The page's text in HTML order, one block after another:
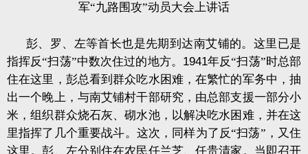
军“九路围攻”动员大会上讲话
彭、罗、左等首长也是先期到达南艾铺的。这里已是
指挥反“扫荡”中数次住过的地方。 1941年反“扫荡”时总部
住在这里，彭总看到群众吃水困难，在繁忙的军务中，抽
出一个晚上，与南艾铺村干部研究，由总部支援一部分小
米，组织群众烧石灰、砌水池，以解决吃水困难，并在这
里指挥了几个重要战斗。这次，同样为了反“扫荡”，又住
这里。彭、左分别住在农民任兰芝、任贵清家。当即召开